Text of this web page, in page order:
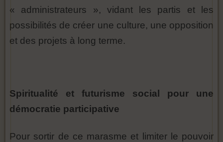
« administrateurs », vidant les partis et les
possibilités de créer une culture, une opposition
et des projets à long terme.
Spiritualité et futurisme social pour une
démocratie participative
Pour sortir de ce marasme et limiter le pouvoir